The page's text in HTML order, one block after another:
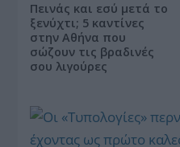
Πεινάς και εσύ μετά το
ξενύχτι; 5 καντίνες
στην Αθήνα που
σώζουν τις βραδινές
σου λιγούρες